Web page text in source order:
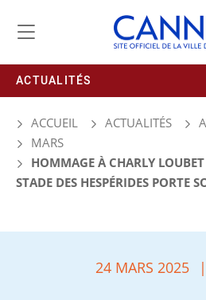
ACTUALITÉS
ACCUEIL ACTUALITÉS
MARS
HOMMAGE À CHARLY
STADE DES HESPÉRIDES PORTE
24 MARS 2025 |